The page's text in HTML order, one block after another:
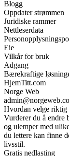
Blogg
Oppdater strømmen
Juridiske rammer
Nettleserdata
Eie
Vilkår for bruk
Adgang
Bærekraftige
HjemTitt.com
Norge Web
Hvordan velge
Vurderer du å endre
og ulemper med
du lettere kan finne
livsstil.
Gratis nedlasting